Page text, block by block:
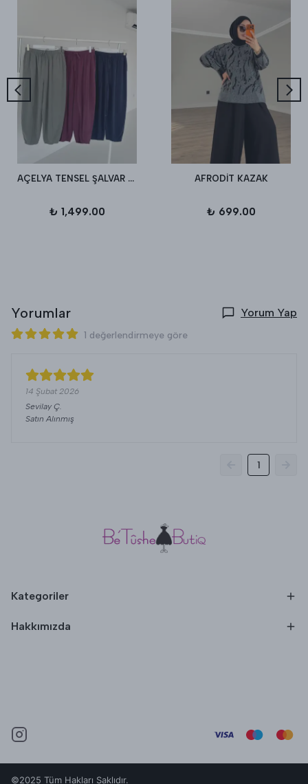
AÇELYA TENSEL ŞALVAR PANTALON
₺ 1,499.00
AFRODİT KAZAK
₺ 699.00
Yorumlar Yorum Yap
1 değerlendirmeye göre
14 Şubat 2026
Sevilay Ç.
Satın Alınmış
1
Kategoriler
Hakkımızda
©2025 Tüm Hakları Saklıdır.